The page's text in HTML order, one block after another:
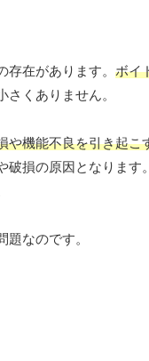
在があります。 ボイ
くありません。
や機能不良を引き起こ
損の原因となりま
なのです。